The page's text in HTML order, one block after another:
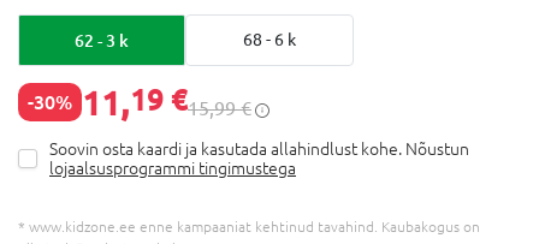
62 - 3 k 68 - 6 k
-30% 11,19 €15,99 €
Soovin osta kaardi ja kasutada allahindlust kohe. Nõustun
lojaalsusprogrammi tingimustega
* www.kidzone.ee enne kampaaniat kehtinud tavahind. Kaubakogus on